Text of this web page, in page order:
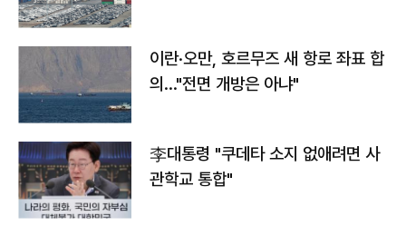
이란·오만, 호르무즈 새 항로 좌표 합
의…"전면 개방은 아냐"
李대통령 "쿠데타 소지 없애려면 사
관학교 통합"